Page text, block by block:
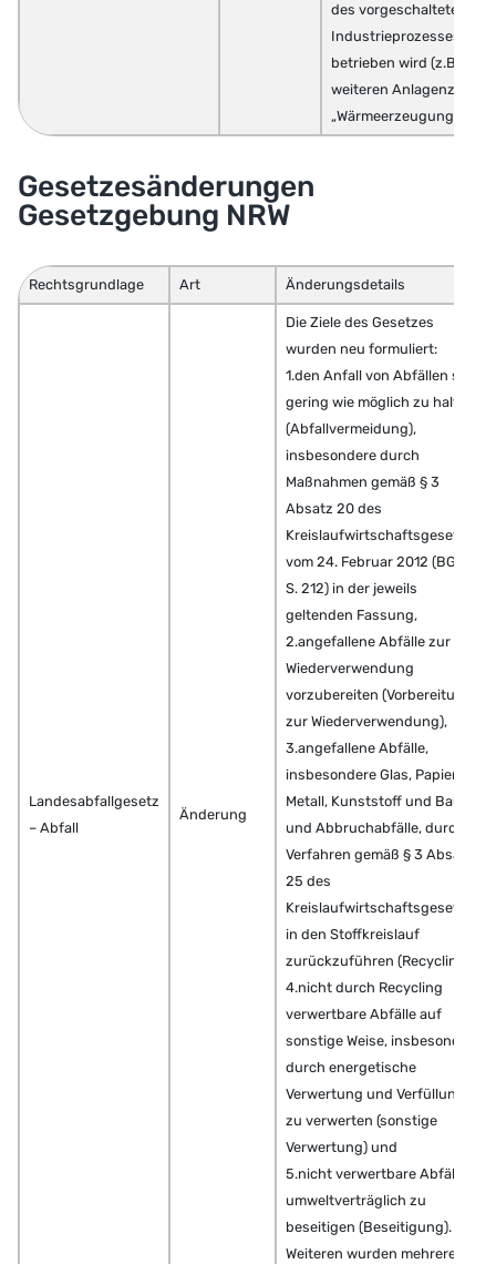
des vorgeschalteten
Industrieprozesses)
betrieben wird (z.B. zum
weiteren Anlagenzweck
„Wärmeerzeugung“).
Gesetzesänderungen
Gesetzgebung NRW
Rechtsgrundlage Art Änderungsdetails
Landesabfallgesetz
– Abfall
Änderung
Die Ziele des Gesetzes
wurden neu formuliert:
1.den Anfall von Abfällen so
gering wie möglich zu halten
(Abfallvermeidung),
insbesondere durch
Maßnahmen gemäß § 3
Absatz 20 des
Kreislaufwirtschaftsgesetzes
vom 24. Februar 2012 (BGBl. I
S. 212) in der jeweils
geltenden Fassung,
2.angefallene Abfälle zur
Wiederverwendung
vorzubereiten (Vorbereitung
zur Wiederverwendung),
3.angefallene Abfälle,
insbesondere Glas, Papier,
Metall, Kunststoff und Bau-
und Abbruchabfälle, durch
Verfahren gemäß § 3 Absatz
25 des
Kreislaufwirtschaftsgesetzes
in den Stoffkreislauf
zurückzuführen (Recycling),
4.nicht durch Recycling
verwertbare Abfälle auf
sonstige Weise, insbesondere
durch energetische
Verwertung und Verfüllung,
zu verwerten (sonstige
Verwertung) und
5.nicht verwertbare Abfälle
umweltverträglich zu
beseitigen (Beseitigung). Des
Weiteren wurden mehrere